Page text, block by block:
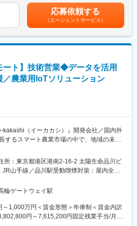
のマネジメントを担って頂きます。
、入社後1年~3年目は一般メンバーとして
める業務
が共通して抱える人材・運用・ガバナンス
「標準化」によって解決することを目指し
機関が単独で対応するのではなく、業界全
共有する“共助モデル”の実現を通じて、持続
の確立をし、金融機関の信頼性・安全性を
である地方銀行においては、地域発展・地
発揮を期待され、現在の預貸ビジネスや手
への事業変革を推進しています。しかしな
口減少の流れで人材確保（行員確保）に難
界へ回帰し、競合であるネット銀行もいる
獲得、資金収益の拡大が経営課題となって
非競争領域”として位置づけ、金融機関が上
対して、現状把握・課題整理（As-Is）か
）の設計、提案書作成、概算見積の提示ま
します。加えて、意思決定者（経営層、監
すく整理し、合意形成を推進します。
であり、選考を通じて上下する可能性があ
固定手当を含めた表記です。
応募依頼する
（エージェントサービス）
ート】技術営業◆データを活用
／農業用IoTソリューション
kakashi（イーカカシ）』開発会社／国内外
るスマート農業市場の中で、地域の未来
お客様に対し、e-kakashiのデータを活用し
行っていただきます。
握しながら、データを活用した改善提案を
につながるよう伴走支援を行う、技術営業
）のポジションです。営業チームへ同行
所：東京都港区港南2-16-2 太陽生命品川ビ
山手線／品川駅受動喫煙対策：屋内全面
の定める事業所（リモートワーク含む）
輪ゲートウェイ駅
～1,000万円＜賃金形態＞年俸制＜賃金内訳
円～7,615,200円固定残業手当/月：